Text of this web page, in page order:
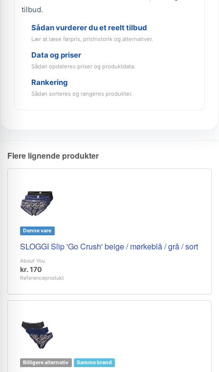
tilbud.
Sådan vurderer du et reelt tilbud
Lær at læse førpris, prishistorik og alternativer.
Data og priser
Sådan opdateres priser og produktdata.
Rankering
Sådan sorteres og rangeres produkter.
Flere lignende produkter
Denne vare
SLOGGI Slip 'Go Crush' beige / mørkeblå / grå / sort
About You
kr. 170
Referenceprodukt
Billigere alternativ Samme brand